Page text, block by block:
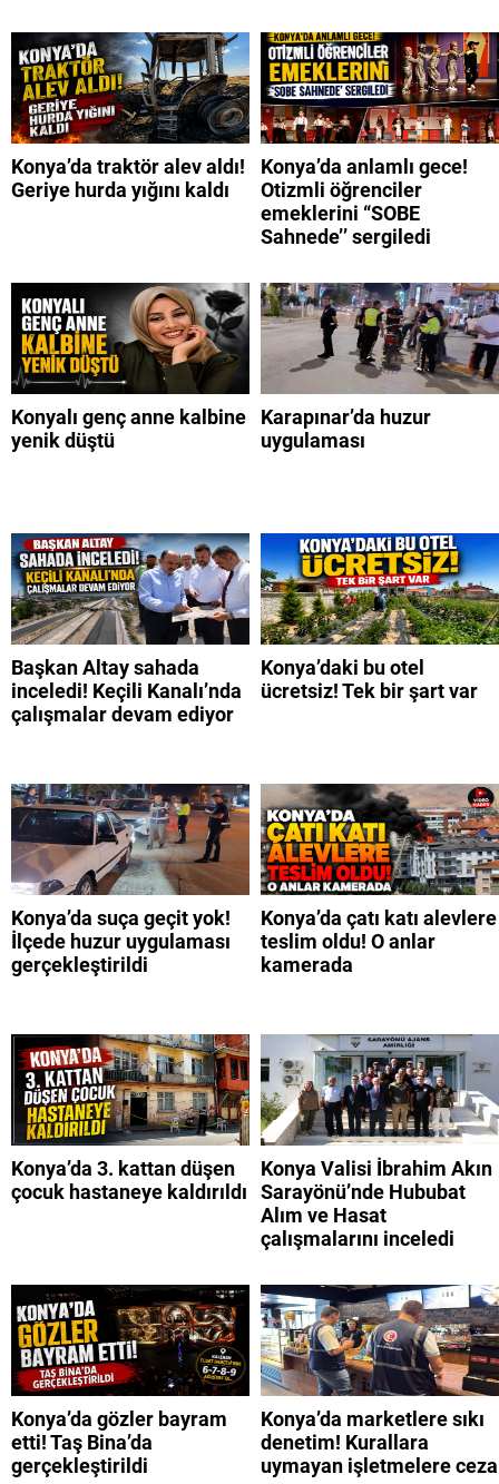
Konya’da traktör alev aldı!
Geriye hurda yığını kaldı
Konya’da anlamlı gece!
Otizmli öğrenciler
emeklerini “SOBE
Sahnede’’ sergiledi
Konyalı genç anne kalbine
yenik düştü
Karapınar’da huzur
uygulaması
Başkan Altay sahada
inceledi! Keçili Kanalı’nda
çalışmalar devam ediyor
Konya’daki bu otel
ücretsiz! Tek bir şart var
Konya’da suça geçit yok!
İlçede huzur uygulaması
gerçekleştirildi
Konya’da çatı katı alevlere
teslim oldu! O anlar
kamerada
Konya’da 3. kattan düşen
çocuk hastaneye kaldırıldı
Konya Valisi İbrahim Akın
Sarayönü’nde Hububat
Alım ve Hasat
çalışmalarını inceledi
Konya’da gözler bayram
etti! Taş Bina’da
gerçekleştirildi
Konya’da marketlere sıkı
denetim! Kurallara
uymayan işletmelere ceza